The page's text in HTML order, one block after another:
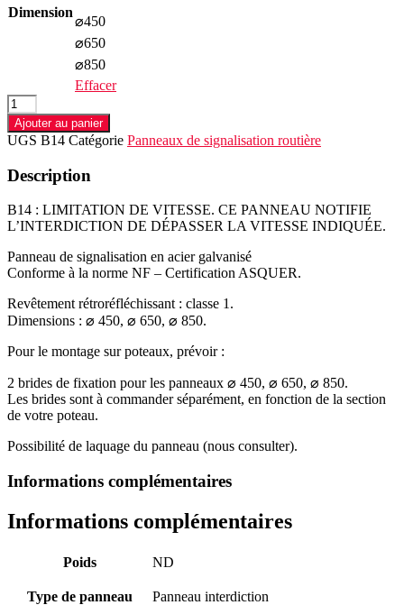
Dimension
⌀450
⌀650
⌀850
Effacer
quantité
de
Panneau
B14
LIMITATION
DE
Ajouter au panier
UGS B14 Catégorie Panneaux de signalisation routière
Description
B14 : LIMITATION DE VITESSE. CE PANNEAU NOTIFIE
L’INTERDICTION DE DÉPASSER LA VITESSE INDIQUÉE.
Panneau de signalisation en acier galvanisé
Conforme à la norme NF – Certification ASQUER.
Revêtement rétroréfléchissant : classe 1.
Dimensions : ⌀ 450, ⌀ 650, ⌀ 850.
Pour le montage sur poteaux, prévoir :
2 brides de fixation pour les panneaux ⌀ 450, ⌀ 650, ⌀ 850.
Les brides sont à commander séparément, en fonction de la section
de votre poteau.
Possibilité de laquage du panneau (nous consulter).
Informations complémentaires
Informations complémentaires
Poids ND
Type de panneau Panneau interdiction